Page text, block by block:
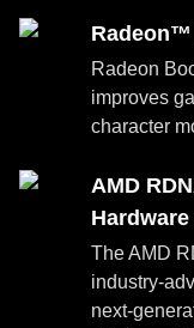
Radeon
improves
character
AMD
The AMD
industry-
next-